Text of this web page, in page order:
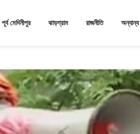
পূর্ব মেদিনীপুর ঝাড়গ্রাম রাজনীতি অন্যান্য